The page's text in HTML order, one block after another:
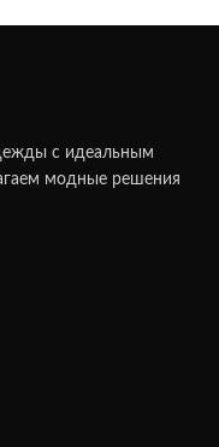
с идеальным
модные решения